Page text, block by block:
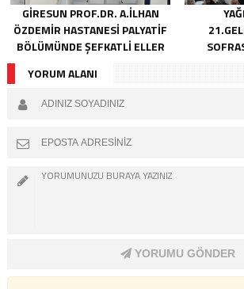
GIRESUN PROF.DR. A.İLHAN
ÖZDEMIR HASTANESI PALYATIF
BÖLÜMÜNDE ŞEFKATLI ELLER
YORUM ALANI
YORUMU GÖNDER